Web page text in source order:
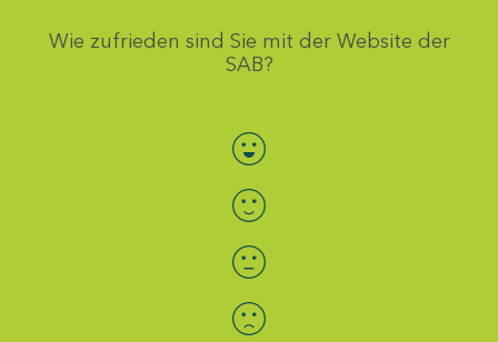
Wie zufrieden sind Sie mit der Website der
SAB?
Bewertung auswählen